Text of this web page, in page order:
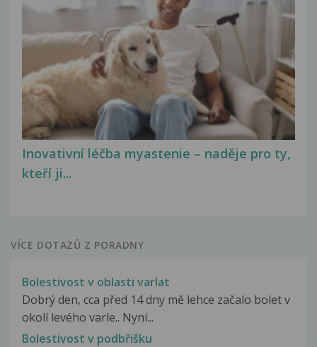
Inovativní léčba myastenie – naděje pro ty,
kteří ji...
VÍCE DOTAZŮ Z PORADNY
Bolestivost v oblasti varlat
Dobrý den, cca před 14 dny mě lehce začalo bolet v
okolí levého varle.. Nyní...
Bolestivost v podbřišku